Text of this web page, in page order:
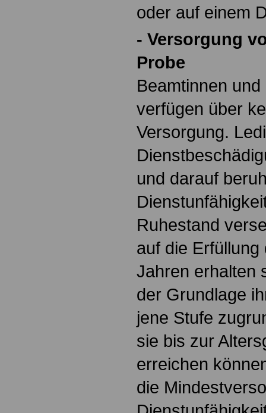
oder auf einem
- Versorgung
Probe
Beamtinnen
verfügen über
Versorgung.
und darauf
Ruhestand
auf die
Jahren erhalten
der Grundlage
jene Stufe
sie bis zur
erreichen
die